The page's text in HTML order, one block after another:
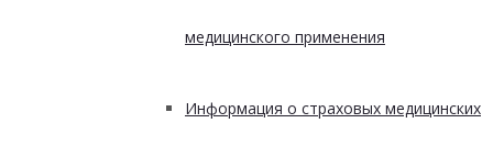
медицинского применения
Информация о страховых медицинских